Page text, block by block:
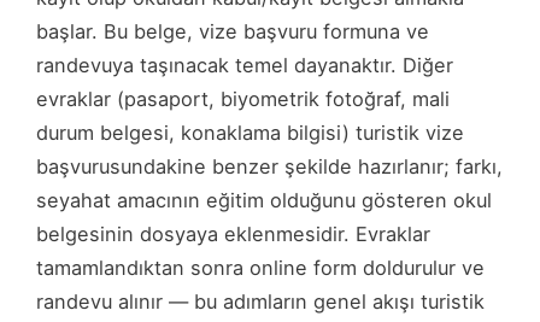
başlar. Bu belge, vize başvuru formuna ve
randevuya taşınacak temel dayanaktır. Diğer
evraklar (pasaport, biyometrik fotoğraf, mali
durum belgesi, konaklama bilgisi) turistik vize
başvurusundakine benzer şekilde hazırlanır; farkı,
seyahat amacının eğitim olduğunu gösteren okul
belgesinin dosyaya eklenmesidir. Evraklar
tamamlandıktan sonra online form doldurulur ve
randevu alınır — bu adımların genel akışı turistik